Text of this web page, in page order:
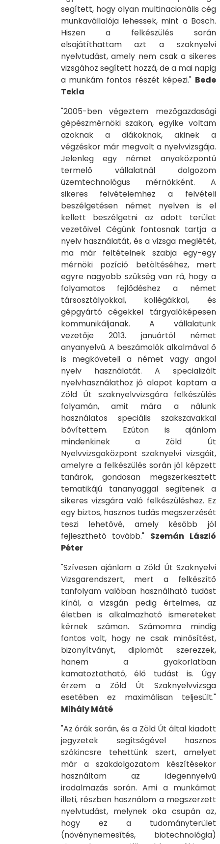
segített, hogy olyan multinacionális cég
munkavállalója lehessek, mint a Bosch.
Hiszen a felkészülés során
elsajátíthattam azt a szaknyelvi
nyelvtudást, amely nem csak a sikeres
vizsgához segített hozzá, de a mai napig
a munkám fontos részét képezi." Bede
Tekla
"2005-ben végeztem mezőgazdasági
gépészmérnöki szakon, egyike voltam
azoknak a diákoknak, akinek a
végzéskor már megvolt a nyelvvizsgája.
Jelenleg egy német anyaközpontú
termelő vállalatnál dolgozom
üzemtechnológus mérnökként. A
sikeres felvételemhez a felvételi
beszélgetésen német nyelven is el
kellett beszélgetni az adott terület
vezetőivel. Cégünk fontosnak tartja a
nyelv használatát, és a vizsga meglétét,
ma már feltételnek szabja egy-egy
mérnöki pozíció betöltéséhez, mert
egyre nagyobb szükség van rá, hogy a
folyamatos fejlődéshez a német
társosztályokkal, kollégákkal, és
gépgyártó cégekkel tárgyalóképesen
kommunikáljanak. A vállalatunk
vezetője 2013. januártól német
anyanyelvű. A beszámolók alkalmával ő
is megköveteli a német vagy angol
nyelv használatát. A specializált
nyelvhasználathoz jó alapot kaptam a
Zöld Út szaknyelvvizsgára felkészülés
folyamán, amit mára a nálunk
használatos speciális szakszavakkal
bővítettem. Ezúton is ajánlom
mindenkinek a Zöld Út
Nyelvvizsgaközpont szaknyelvi vizsgáit,
amelyre a felkészülés során jól képzett
tanárok, gondosan megszerkesztett
tematikájú tananyaggal segítenek a
sikeres vizsgára való felkészüléshez. Ez
egy biztos, hasznos tudás megszerzését
teszi lehetővé, amely később jól
fejleszthető tovább." Szemán László
Péter
"Szívesen ajánlom a Zöld Út Szaknyelvi
Vizsgarendszert, mert a felkészítő
tanfolyam valóban használható tudást
kínál, a vizsgán pedig értelmes, az
életben is alkalmazható ismereteket
kérnek számon. Számomra mindig
fontos volt, hogy ne csak minősítést,
bizonyítványt, diplomát szerezzek,
hanem a gyakorlatban
kamatoztatható, élő tudást is. Úgy
érzem a Zöld Út Szaknyelvvizsga
esetében ez maximálisan teljesült."
Mihály Máté
"Az órák során, és a Zöld Út által kiadott
jegyzetek segítségével hasznos
szókincsre tehettünk szert, amelyet
már a szakdolgozatom készítésekor
használtam az idegennyelvű
irodalmazás során. Ami a munkámat
illeti, részben használom a megszerzett
nyelvtudást, melynek oka csupán az,
hogy ez a tudományterület
(növénynemesítés, biotechnológia)